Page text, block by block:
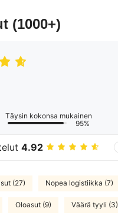
(1000+)
Täysin kokonsa mukainen
95%
4.92
(27) Nopea logistiikka (7)
Oloasut (9) Väärä tyyli (3)